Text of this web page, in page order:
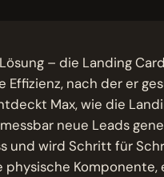
– die Landing
nach der er
Max, wie die
neue Leads
und wird Schritt für
physische Komponente,